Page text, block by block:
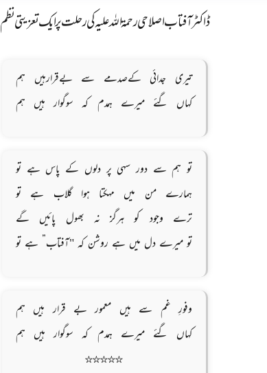
ڈاکٹر آفتاب اصلاحی رحمۃ اللہ علیہ کی رحلت پر ایک تعزیتی نظم
تیری جدائی کےصدمے سے بےقرارہیں ہم
کہاں گئے میرے ہمدم کہ سوگوار ہیں ہم
تو ہم سے دور سہی پر دلوں کے پاس ہے تو
ہمارے من میں مہکتا ہوا گلاب ہے تو
ترے وجود کو ہرگز نہ بھول پائیں گے
تو میرے دل میں ہے روشن کہ "آفتاب” ہے تو
وفورِ غم سے ہیں معمور بے قرار ہیں ہم
کہاں گئے میرے ہمدم کہ سوگوار ہیں ہم
☆☆☆☆☆